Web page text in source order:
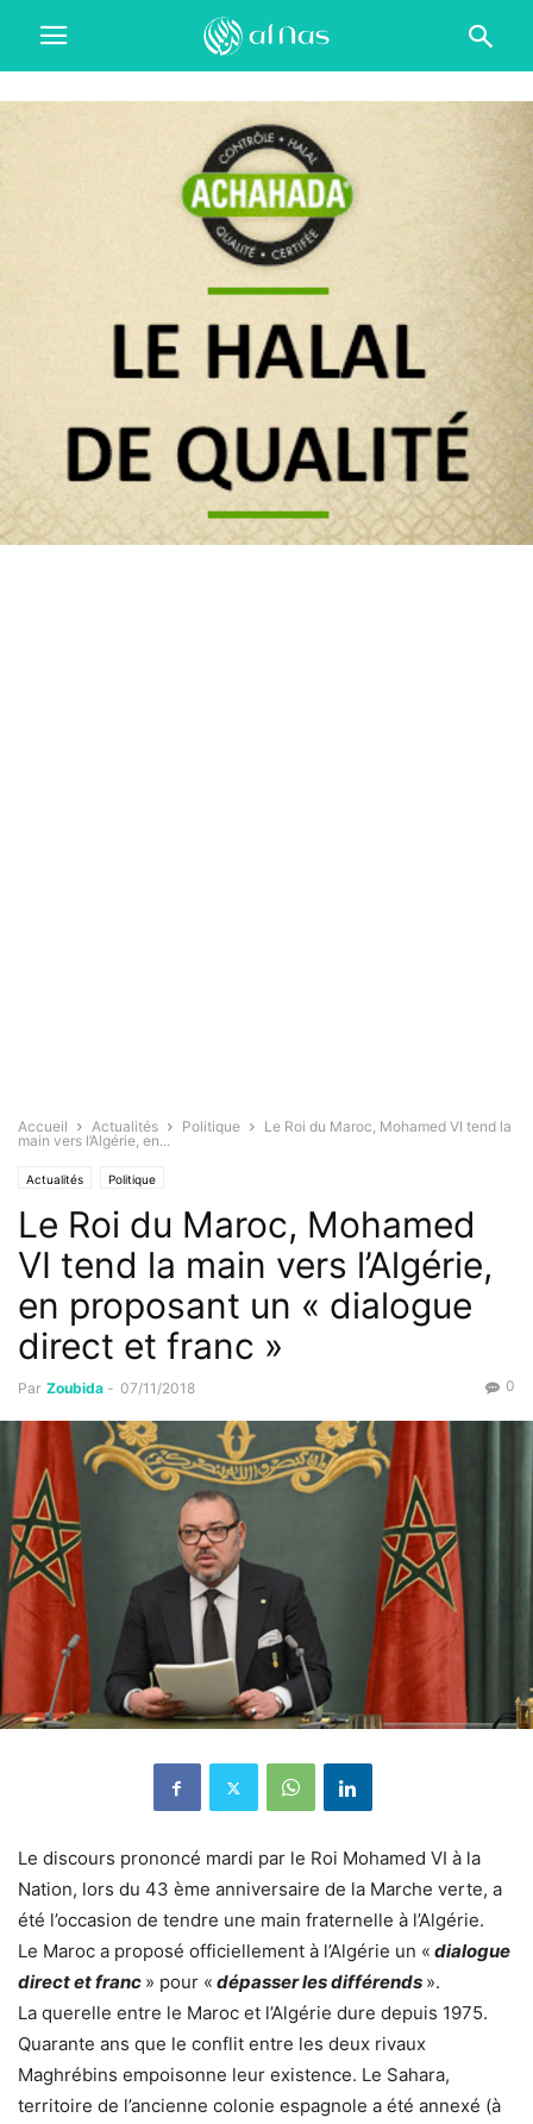
Accueil Actualités Politique
Le Roi du Maroc, Mohamed VI tend la
main vers l’Algérie, en...
Actualités Politique
Le Roi du Maroc, Mohamed
VI tend la main vers l’Algérie,
en proposant un « dialogue
direct et franc »
Par Zoubida - 07/11/2018 0
Le discours prononcé mardi par le Roi Mohamed VI à la
Nation, lors du 43 ème anniversaire de la Marche verte, a
été l’occasion de tendre une main fraternelle à l’Algérie.
Le Maroc a proposé officiellement à l’Algérie un « dialogue
direct et franc » pour « dépasser les différends ».
La querelle entre le Maroc et l’Algérie dure depuis 1975.
Quarante ans que le conflit entre les deux rivaux
Maghrébins empoisonne leur existence. Le Sahara,
territoire de l’ancienne colonie espagnole a été annexé (à